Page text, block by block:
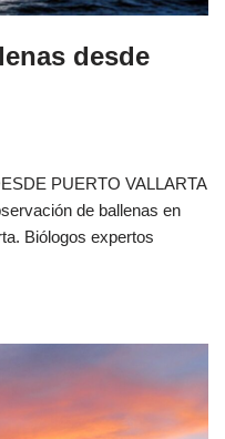
desde
PUERTO VALLARTA
de ballenas en
Biólogos expertos